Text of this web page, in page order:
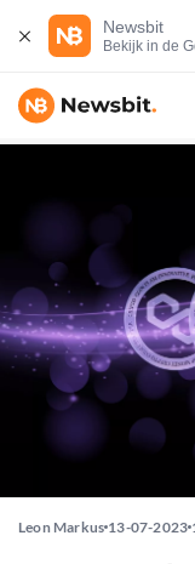
Newsbit
Bekijk in de
Leon Markus 13-07-2023